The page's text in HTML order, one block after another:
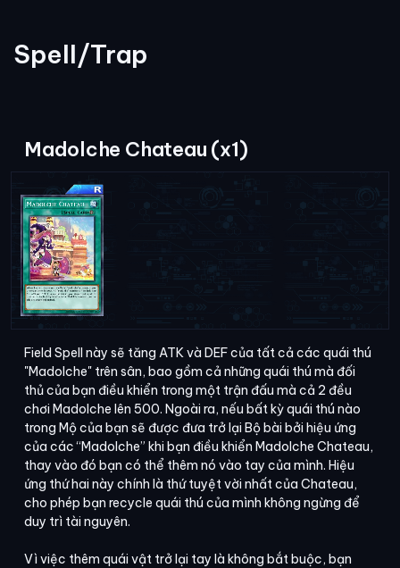
Spell/Trap
Madolche Chateau (x1)
Field Spell này sẽ tăng ATK và DEF của tất cả các quái thú
"Madolche" trên sân, bao gồm cả những quái thú mà đối
thủ của bạn điều khiển trong một trận đấu mà cả 2 đều
chơi Madolche lên 500. Ngoài ra, nếu bất kỳ quái thú nào
trong Mộ của bạn sẽ được đưa trở lại Bộ bài bởi hiệu ứng
của các “Madolche” khi bạn điều khiển Madolche Chateau,
thay vào đó bạn có thể thêm nó vào tay của mình. Hiệu
ứng thứ hai này chính là thứ tuyệt vời nhất của Chateau,
cho phép bạn recycle quái thú của mình không ngừng để
duy trì tài nguyên.
Vì việc thêm quái vật trở lại tay là không bắt buộc, bạn